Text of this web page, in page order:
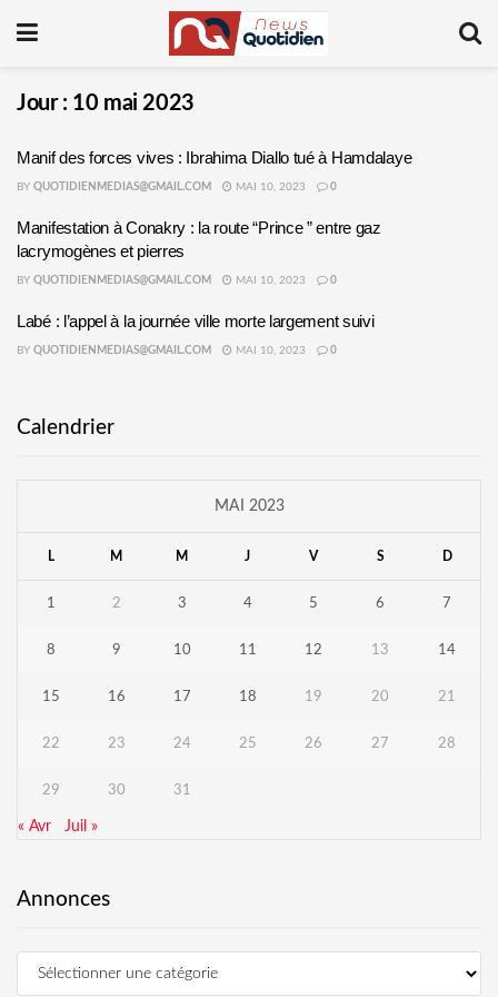
Jour : 10 mai 2023
Manif des forces vives : Ibrahima Diallo tué à Hamdalaye
BY QUOTIDIENMEDIAS@GMAIL.COM MAI 10, 2023 0
Manifestation à Conakry : la route “Prince ” entre gaz
lacrymogènes et pierres
BY QUOTIDIENMEDIAS@GMAIL.COM MAI 10, 2023 0
Labé : l’appel à la journée ville morte largement suivi
BY QUOTIDIENMEDIAS@GMAIL.COM MAI 10, 2023 0
Calendrier
MAI 2023
L M M J V S D
1 2 3 4 5 6 7
8 9 10 11 12 13 14
15 16 17 18 19 20 21
22 23 24 25 26 27 28
29 30 31
« Avr Juil »
Annonces